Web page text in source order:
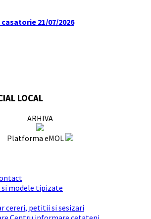
21/07/2026
LOCAL
ARHIVA
Platforma eMOL
si modele tipizate
cereri, petitii si sesizari